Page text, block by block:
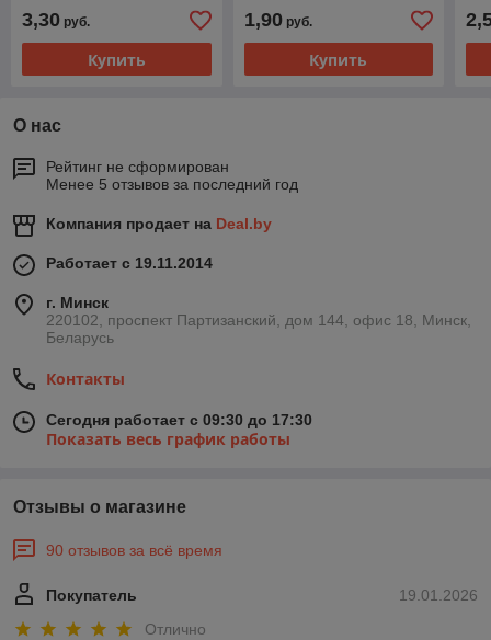
3,30 руб.
Купить
1,90руб.
Купить
О нас
Рейтинг не сформирован
Менее 5 отзывов за последний год
Компания продает на Deal.by
Работает с 19.11.2014
г. Минск
220102, проспект Партизанский, дом 144, офис 18, Минск,
Беларусь
Контакты
Сегодня работает с 09:30 до 17:30
Показать весь график работы
Отзывы о магазине
90 отзывов за всё время
19.01.2026
Покупатель
Отлично